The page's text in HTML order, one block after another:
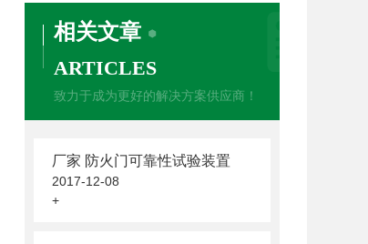
相关文章
ARTICLES
致力于成为更好的解决方案供应商！
厂家 防火门可靠性试验装置
2017-12-08
+